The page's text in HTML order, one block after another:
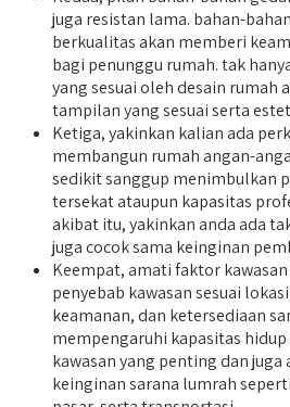
juga resistan lama. bahan-
berkualitas akan memberi
bagi penunggu rumah. tak
yang sesuai oleh desain rumah
tampilan yang sesuai serta
Ketiga, yakinkan kalian ada
membangun rumah angan-
sedikit sanggup menimbulkan
tersekat ataupun kapasitas
akibat itu, yakinkan anda ada
juga cocok sama keinginan
Keempat, amati faktor
penyebab kawasan sesuai
keamanan, dan ketersediaan
mempengaruhi kapasitas
kawasan yang penting dan juga
keinginan sarana lumrah